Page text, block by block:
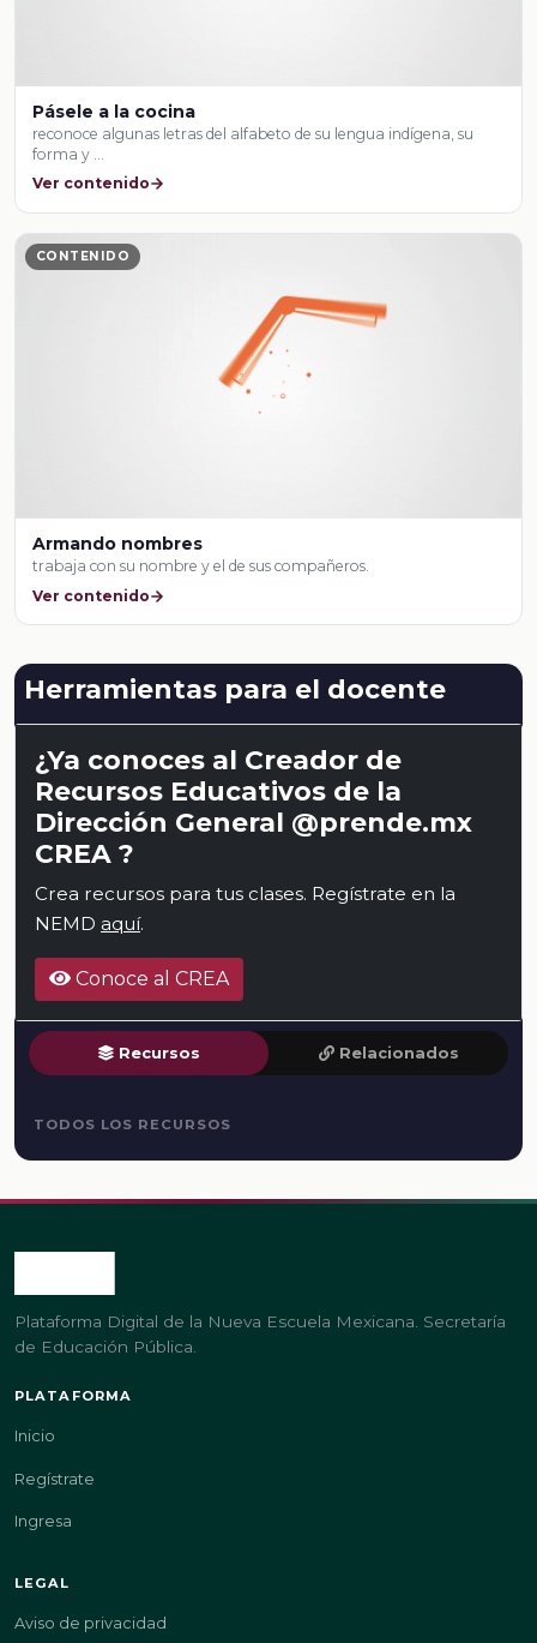
Pásele a la cocina
reconoce algunas letras del alfabeto de su lengua indígena, su
forma y …
Ver contenido
CONTENIDO
Armando nombres
trabaja con su nombre y el de sus compañeros.
Ver contenido
Herramientas para el docente
¿Ya conoces al Creador de
Recursos Educativos de la
Dirección General @prende.mx
CREA ?
Crea recursos para tus clases. Regístrate en la
NEMD aquí.
Conoce al CREA
Recursos Relacionados
TODOS LOS RECURSOS
Plataforma Digital de la Nueva Escuela Mexicana. Secretaría
de Educación Pública.
PLATAFORMA
Inicio
Regístrate
Ingresa
LEGAL
Aviso de privacidad